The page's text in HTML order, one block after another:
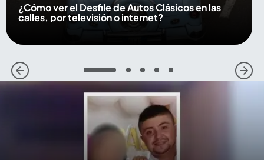
¿Cómo ver el Desfile de Autos Clásicos en las
calles, por televisión o internet?
1 2 3 4 5